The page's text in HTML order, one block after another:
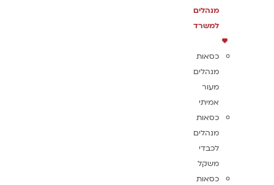
מנהלים
למשרד
כסאות
מנהלים
מעור
אמיתי
כסאות
מנהלים
לכבדי
משקל
כסאות